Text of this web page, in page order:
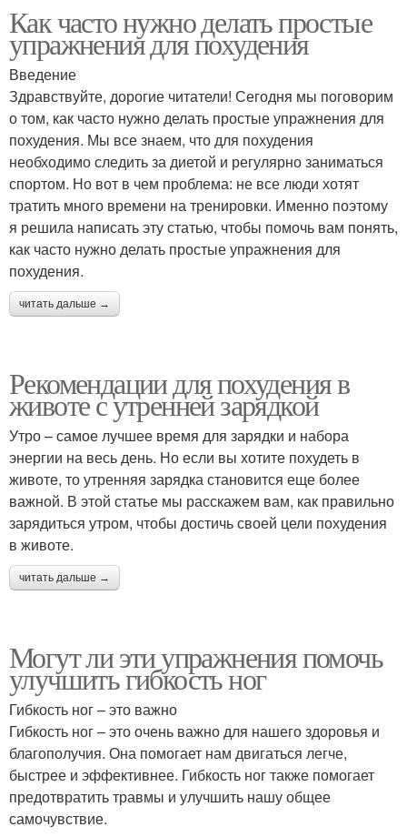
Как часто нужно делать простые
упражнения для похудения
Введение
Здравствуйте, дорогие читатели! Сегодня мы поговорим
о том, как часто нужно делать простые упражнения для
похудения. Мы все знаем, что для похудения
необходимо следить за диетой и регулярно заниматься
спортом. Но вот в чем проблема: не все люди хотят
тратить много времени на тренировки. Именно поэтому
я решила написать эту статью, чтобы помочь вам понять,
как часто нужно делать простые упражнения для
похудения.
читать дальше →
Рекомендации для похудения в
животе с утренней зарядкой
Утро – самое лучшее время для зарядки и набора
энергии на весь день. Но если вы хотите похудеть в
животе, то утренняя зарядка становится еще более
важной. В этой статье мы расскажем вам, как правильно
зарядиться утром, чтобы достичь своей цели похудения
в животе.
читать дальше →
Могут ли эти упражнения помочь
улучшить гибкость ног
Гибкость ног – это важно
Гибкость ног – это очень важно для нашего здоровья и
благополучия. Она помогает нам двигаться легче,
быстрее и эффективнее. Гибкость ног также помогает
предотвратить травмы и улучшить нашу общее
самочувствие.